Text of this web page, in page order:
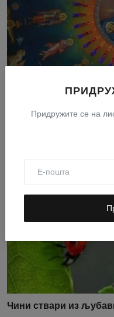
Придружите се на
Август 3, 2026 28
Чини ствари из